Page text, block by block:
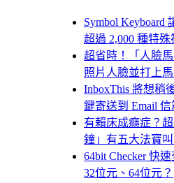
Symbol Keyboard
超過 2,000 種特殊
超省時！「人臉
照片人臉並打上
InboxThis 將想稍
鍵寄送到 Email 信
有賴床成癮症？
鐘」有五大法寶
64bit Checker 快
32位元、64位元？